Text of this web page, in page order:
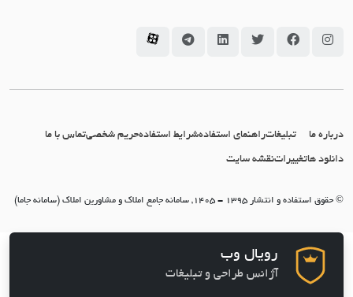
سامانه جاما در اینستاگرام
سامانه جاما در فیسبوک
سامانه جاما در توئیتر
سامانه جاما در لینکداین
سامانه جاما در تلگرام
سامانه جاما در آپارات
درباره ما تبلیغاتراهنمای استفادهشرایط استفادهحریم شخصیتماس با ما
دانلود هاتغییراتنقشه سایت
© حقوق استفاده و انتشار 1395 - 1405, سامانه جامع املاک و مشاورین املاک (سامانه جاما)
رویال وب
آژانس طراحی و تبلیغات